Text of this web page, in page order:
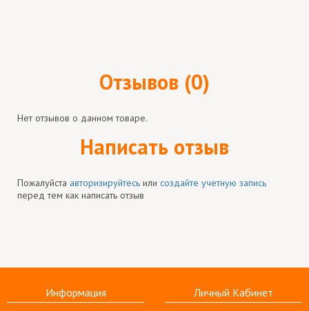
Отзывов (0)
Нет отзывов о данном товаре.
Написать отзыв
Пожалуйста авторизируйтесь или создайте учетную запись
перед тем как написать отзыв
Информация Личный Кабинет